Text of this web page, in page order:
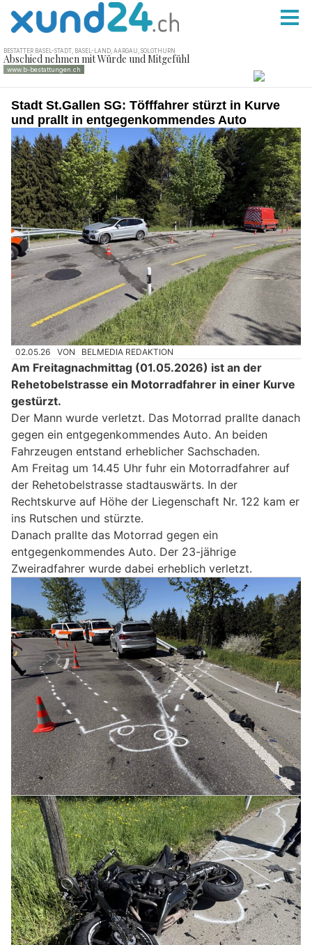
Stadt St.Gallen SG: Töfffahrer stürzt in Kurve
und prallt in entgegenkommendes Auto
02.05.26 VON BELMEDIA REDAKTION
Am Freitagnachmittag (01.05.2026) ist an der
Rehetobelstrasse ein Motorradfahrer in einer Kurve
gestürzt.
Der Mann wurde verletzt. Das Motorrad prallte danach
gegen ein entgegenkommendes Auto. An beiden
Fahrzeugen entstand erheblicher Sachschaden.
Am Freitag um 14.45 Uhr fuhr ein Motorradfahrer auf
der Rehetobelstrasse stadtauswärts. In der
Rechtskurve auf Höhe der Liegenschaft Nr. 122 kam er
ins Rutschen und stürzte.
Danach prallte das Motorrad gegen ein
entgegenkommendes Auto. Der 23-jährige
Zweiradfahrer wurde dabei erheblich verletzt.